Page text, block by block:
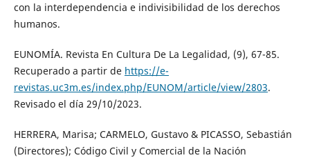
con la interdependencia e indivisibilidad de los derechos
humanos.
EUNOMÍA. Revista En Cultura De La Legalidad, (9), 67-85.
Recuperado a partir de https://e-
revistas.uc3m.es/index.php/EUNOM/article/view/2803.
Revisado el día 29/10/2023.
HERRERA, Marisa; CARMELO, Gustavo & PICASSO, Sebastián
(Directores); Código Civil y Comercial de la Nación